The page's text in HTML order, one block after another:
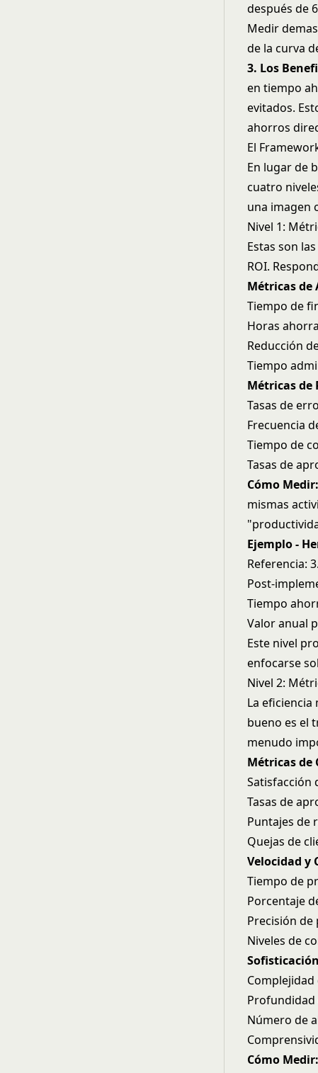
después de
Medir
de la curva
3. Los
en tiempo
evitados.
ahorros
El
En lugar de
cuatro
una imagen
Nivel 1:
Estas son
ROI.
Métricas de
Tiempo de
Horas
Reducción
Tiempo
Métricas de
Tasas de
Frecuencia
Tiempo de
Tasas de
Cómo Medir:
mismas
Ejemplo -
Referencia:
Post-
Tiempo
Valor anual
Este nivel
enfocarse
Nivel 2:
La
bueno es el
menudo
Métricas de
Satisfacción
Tasas de
Puntajes de
Quejas de
Velocidad y
Tiempo de
Porcentaje
Precisión
Niveles de
Profundidad
Número de
Cómo Medir: